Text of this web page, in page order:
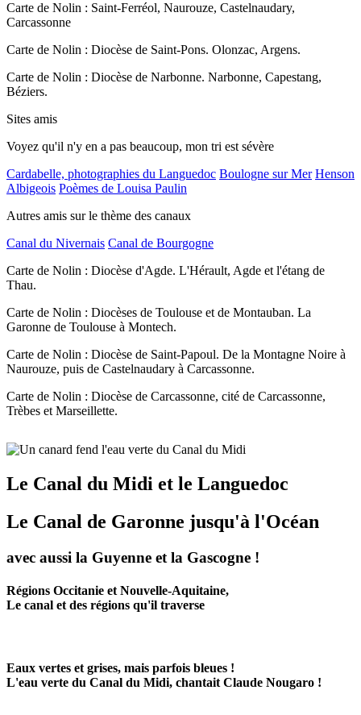
Carte de Nolin : Saint-Ferréol, Naurouze, Castelnaudary,
Carcassonne
Carte de Nolin : Diocèse de Saint-Pons. Olonzac, Argens.
Carte de Nolin : Diocèse de Narbonne. Narbonne, Capestang,
Béziers.
Sites amis
Voyez qu'il n'y en a pas beaucoup, mon tri est sévère
Cardabelle, photographies du Languedoc Boulogne sur Mer Henson
Albigeois Poèmes de Louisa Paulin
Autres amis sur le thème des canaux
Canal du Nivernais Canal de Bourgogne
Carte de Nolin : Diocèse d'Agde. L'Hérault, Agde et l'étang de
Thau.
Carte de Nolin : Diocèses de Toulouse et de Montauban. La
Garonne de Toulouse à Montech.
Carte de Nolin : Diocèse de Saint-Papoul. De la Montagne Noire à
Naurouze, puis de Castelnaudary à Carcassonne.
Carte de Nolin : Diocèse de Carcassonne, cité de Carcassonne,
Trèbes et Marseillette.
Le Canal du Midi et le Languedoc
Le Canal de Garonne jusqu'à l'Océan
avec aussi la Guyenne et la Gascogne !
Régions Occitanie et Nouvelle-Aquitaine,
Le canal et des régions qu'il traverse
Eaux vertes et grises, mais parfois bleues !
L'eau verte du Canal du Midi, chantait Claude Nougaro !